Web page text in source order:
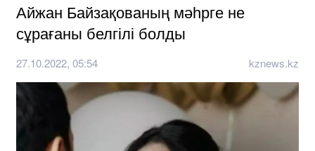
Айжан Байзақованың мәһрге не
сұрағаны белгілі болды
27.10.2022, 05:54 kznews.kz